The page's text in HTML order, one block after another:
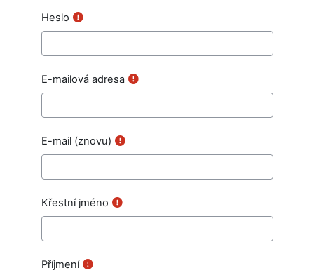
Heslo
E-mailová adresa
E-mail (znovu)
Křestní jméno
Příjmení